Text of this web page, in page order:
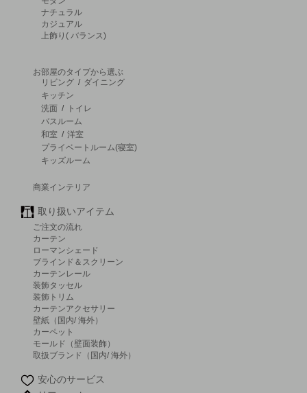
ナチュラル
カジュアル
上飾り( バランス)
お部屋のタイプから選ぶ
リビング / ダイニング
キッチン
洗面 /
トイレ
バスルーム
和室 / 洋室
プライベートルーム(寝室)
キッズルーム
商業インテリア
取り扱いアイテム
ご注文の流れ
カーテン
ローマンシェード
ブラインド＆スクリーン
カーテンレール
装飾タッセル
装飾トリム
カーテンアクセサリー
壁紙（国内/ 海外）
カーペット
モールド（壁面装飾）
取扱ブランド（国内/ 海外）
安心のサービス